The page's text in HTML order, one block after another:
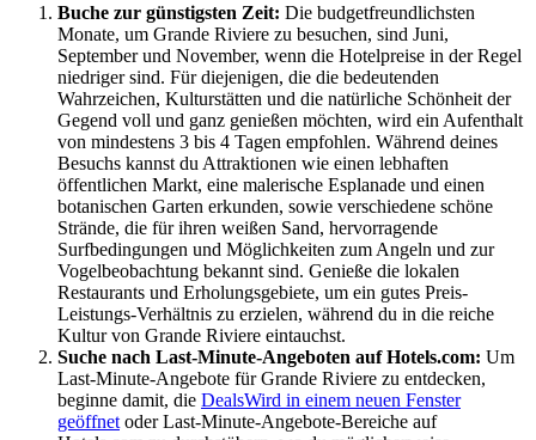
Buche zur günstigsten Zeit: Die budgetfreundlichsten
Monate, um Grande Riviere zu besuchen, sind Juni,
September und November, wenn die Hotelpreise in der Regel
niedriger sind. Für diejenigen, die die bedeutenden
Wahrzeichen, Kulturstätten und die natürliche Schönheit der
Gegend voll und ganz genießen möchten, wird ein Aufenthalt
von mindestens 3 bis 4 Tagen empfohlen. Während deines
Besuchs kannst du Attraktionen wie einen lebhaften
öffentlichen Markt, eine malerische Esplanade und einen
botanischen Garten erkunden, sowie verschiedene schöne
Strände, die für ihren weißen Sand, hervorragende
Surfbedingungen und Möglichkeiten zum Angeln und zur
Vogelbeobachtung bekannt sind. Genieße die lokalen
Restaurants und Erholungsgebiete, um ein gutes Preis-
Leistungs-Verhältnis zu erzielen, während du in die reiche
Kultur von Grande Riviere eintauchst.
Suche nach Last-Minute-Angeboten auf Hotels.com: Um
Last-Minute-Angebote für Grande Riviere zu entdecken,
beginne damit, die DealsWird in einem neuen Fenster
geöffnet oder Last-Minute-Angebote-Bereiche auf